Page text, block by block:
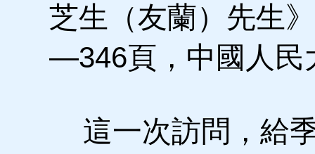
芝生（友蘭）先生
—346頁，中國人民
這一次訪問，給